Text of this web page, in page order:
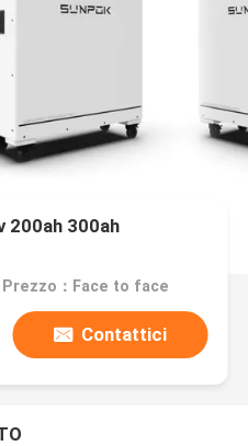
200ah 300ah
Prezzo：Face to face
Contattici